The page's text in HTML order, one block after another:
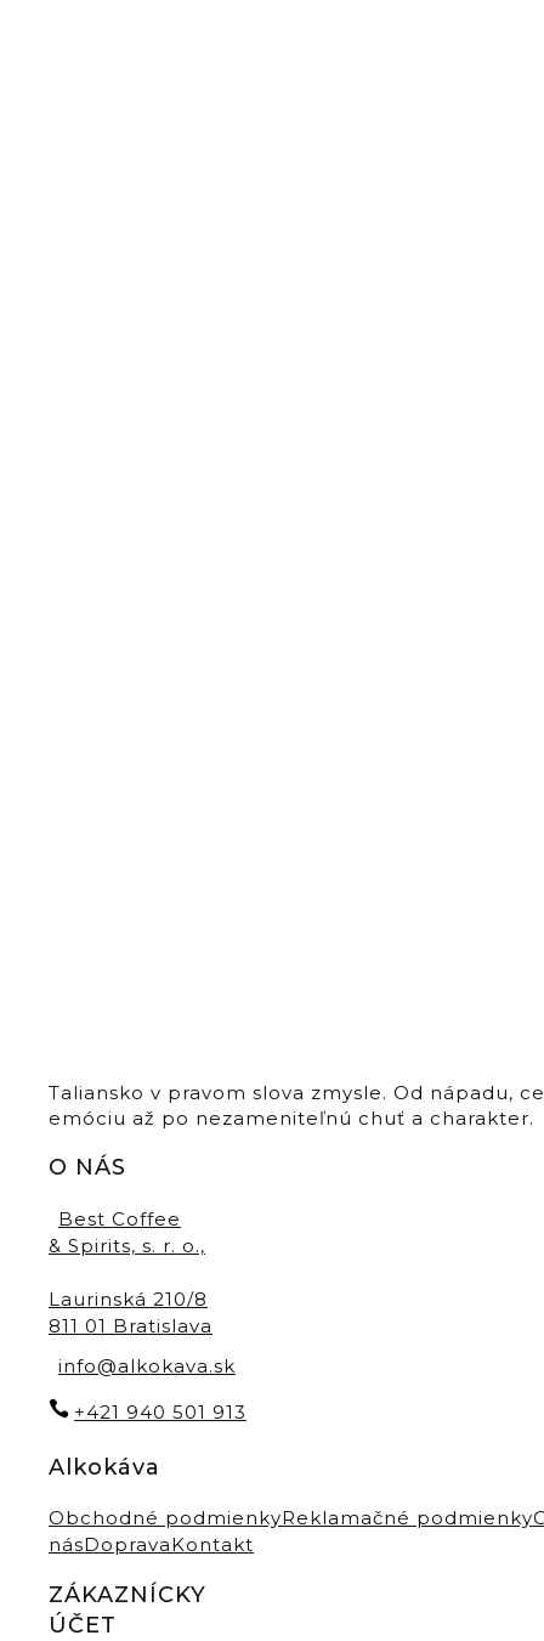
Taliansko v pravom slova zmysle. Od nápadu,
emóciu až po nezameniteľnú chuť a charakter.
O NÁS
Best Coffee
& Spirits, s. r. o.,
Laurinská 210/8
811 01 Bratislava
info@alkokava.sk
+421 940 501 913
Alkokáva
Obchodné podmienkyReklamačné podmienky
násDopravaKontakt
ZÁKAZNÍCKY
ÚČET